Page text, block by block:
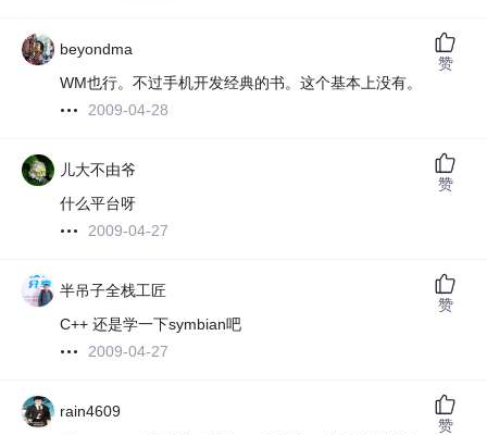
beyondma
WM也行。不过手机开发经典的书。这个基本上没有。
2009-04-28
赞
儿大不由爷
什么平台呀
2009-04-27
赞
半吊子全栈工匠
C++ 还是学一下symbian吧
2009-04-27
赞
rain4609
赞